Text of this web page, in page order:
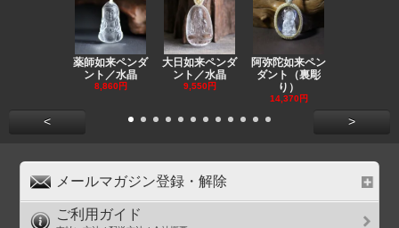
薬師如来ペンダ
ント／水晶
8,860円
大日如来ペンダ
ント／水晶
9,550円
阿弥陀如来ペン
ダント（裏彫
り）
14,370円
< >
メールマガジン登録・解除
ご利用ガイド